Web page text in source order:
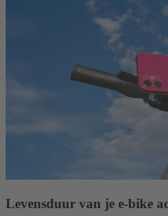
Levensduur van je e-bike